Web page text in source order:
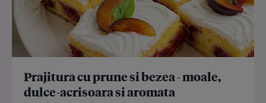
Prajitura cu prune si bezea - moale,
dulce-acrisoara si aromata